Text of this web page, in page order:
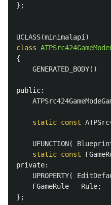
};
UCLASS(minimalapi )
class
{
GENERATED_BODY()
public:
static const
UFUNCTION(
static const
private:
UPROPERTY(
FGameRule
Rule;
};